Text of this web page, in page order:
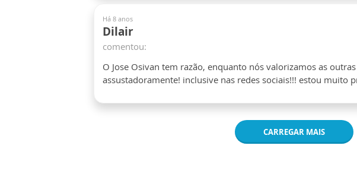
Há 8 anos
Dilair
comentou:
O Jose Osivan tem razão, enquanto nós valorizamos as
assustadoramente! inclusive nas redes sociais!!! estou muito
CARREGAR MAIS